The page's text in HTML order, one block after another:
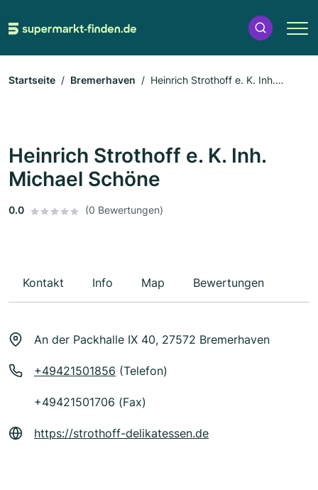
Startseite Bremerhaven
Heinrich Strothoff e. K. Inh.
Heinrich Strothoff e. K. Inh.
Michael Schöne
0.0 (0 Bewertungen)
Kontakt Info Map Bewertungen
An der Packhalle IX 40, 27572 Bremerhaven
+49421501856 (Telefon)
+49421501706 (Fax)
https://strothoff-delikatessen.de